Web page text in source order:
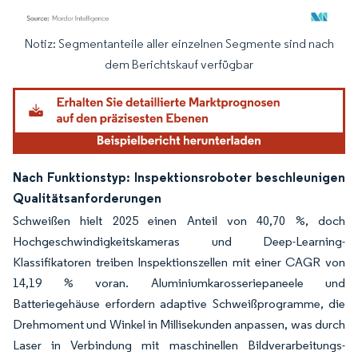
Bild © Mordor Intelligence. Wiederverwendung erfordert Namensnennung
Notiz: Segmentanteile aller einzelnen Segmente sind nach
dem Berichtskauf verfügbar
Nach Funktionstyp: Inspektionsroboter beschleunigen
Qualitätsanforderungen
Schweißen hielt 2025 einen Anteil von 40,70 %, doch
Hochgeschwindigkeitskameras und Deep-Learning-
Klassifikatoren treiben Inspektionszellen mit einer CAGR von
14,19 % voran. Aluminiumkarosseriepaneele und
Batteriegehäuse erfordern adaptive Schweißprogramme, die
Drehmoment und Winkel in Millisekunden anpassen, was durch
Laser in Verbindung mit maschinellen Bildverarbeitungs-